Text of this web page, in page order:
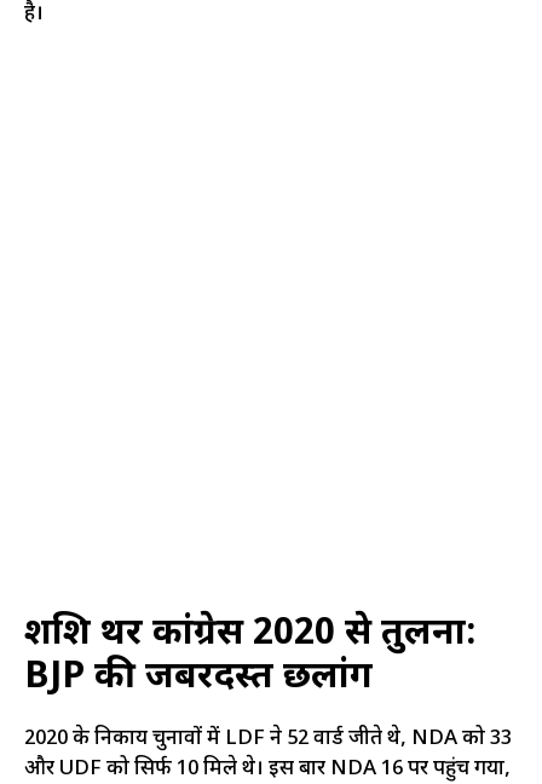
है।
शशि थरूर कांग्रेस 2020 से तुलना:
BJP की जबरदस्त छलांग
2020 के निकाय चुनावों में LDF ने 52 वार्ड जीते थे, NDA को 33
और UDF को सिर्फ 10 मिले थे। इस बार NDA 16 पर पहुंच गया,